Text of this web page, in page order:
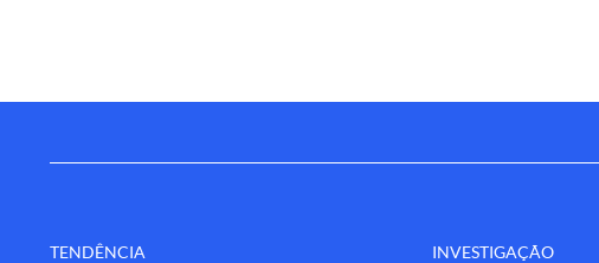
TENDÊNCIA INVESTIGAÇÃO